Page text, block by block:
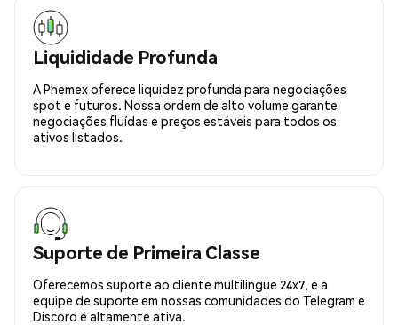
Liquididade Profunda
A Phemex oferece liquidez profunda para negociações
spot e futuros. Nossa ordem de alto volume garante
negociações fluídas e preços estáveis para todos os
ativos listados.
Suporte de Primeira Classe
Oferecemos suporte ao cliente multilingue 24x7, e a
equipe de suporte em nossas comunidades do Telegram e
Discord é altamente ativa.